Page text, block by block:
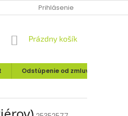
MOJA OBJEDNÁVKA
Prihlásenie
NÁKUPNÝ
Prázdny košík
Odstúpenie od zmluvy